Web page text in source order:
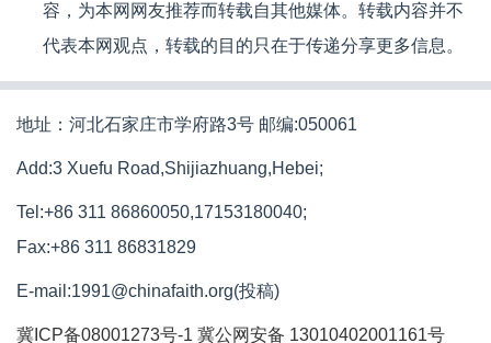
容，为本网网友推荐而转载自其他媒体。转载内容并不
代表本网观点，转载的目的只在于传递分享更多信息。
地址：河北石家庄市学府路3号 邮编:050061
Add:3 Xuefu Road,Shijiazhuang,Hebei;
Tel:+86 311 86860050,17153180040;
Fax:+86 311 86831829
E-mail:1991@chinafaith.org(投稿)
冀ICP备08001273号-1 冀公网安备 13010402001161号